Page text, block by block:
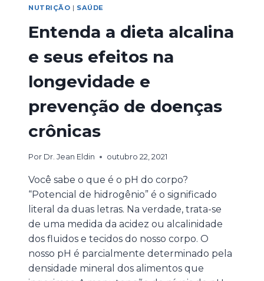
NUTRIÇÃO | SAÚDE
Entenda a dieta alcalina
e seus efeitos na
longevidade e
prevenção de doenças
crônicas
Por Dr. Jean Eldin outubro 22, 2021
Você sabe o que é o pH do corpo?
“Potencial de hidrogênio” é o significado
literal da duas letras. Na verdade, trata-se
de uma medida da acidez ou alcalinidade
dos fluidos e tecidos do nosso corpo. O
nosso pH é parcialmente determinado pela
densidade mineral dos alimentos que